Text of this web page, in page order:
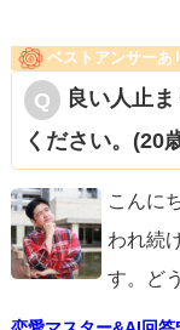
ベストアンサーあ
良い人止
ください。(20
こんに
われ続
す。ど